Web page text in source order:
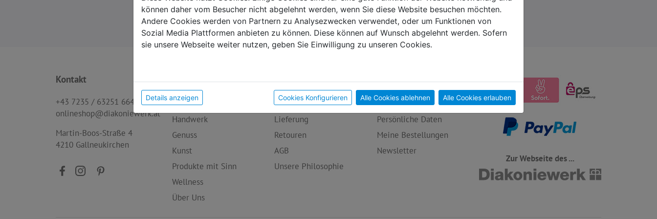
Kontakt
+43 7235 / 63251 664
onlineshop@diakoniewerk.at
Martin-Boos-Straße 4
4210 Gallneukirchen
Produktkategorien
Neu im Sortiment
Handwerk
Genuss
Kunst
Produkte mit Sinn
Wellness
Über Uns
Infos
Zahlungsarten
Lieferung
Retouren
AGB
Unsere Philosophie
Mein Konto
Übersicht
Persönliche Daten
Meine Bestellungen
Newsletter
Zur Webseite des ...
können daher vom Besucher nicht abgelehnt werden, wenn Sie diese Website besuchen möchten.
Andere Cookies werden von Partnern zu Analysezwecken verwendet, oder um Funktionen von
Sozial Media Plattformen anbieten zu können. Diese können auf Wunsch abgelehnt werden. Sofern
sie unsere Webseite weiter nutzen, geben Sie Einwilligung zu unseren Cookies.
Details anzeigen Cookies Konfigurieren Alle Cookies ablehnen Alle Cookies erlauben